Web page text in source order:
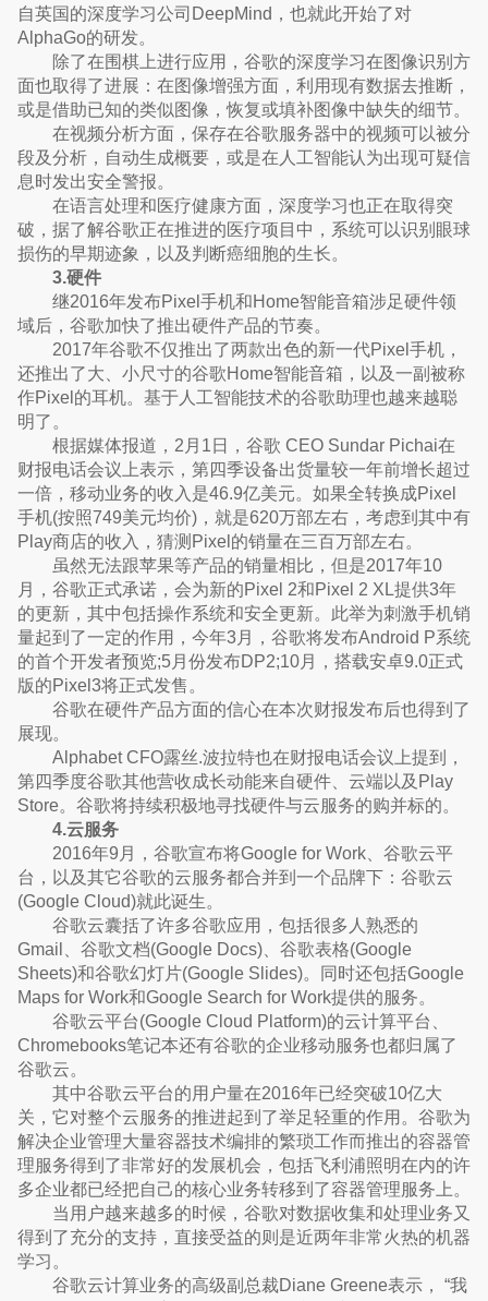
自英国的深度学习公司DeepMind，也就此开始了对
AlphaGo的研发。
除了在围棋上进行应用，谷歌的深度学习在图像识别方
面也取得了进展：在图像增强方面，利用现有数据去推断，
或是借助已知的类似图像，恢复或填补图像中缺失的细节。
在视频分析方面，保存在谷歌服务器中的视频可以被分
段及分析，自动生成概要，或是在人工智能认为出现可疑信
息时发出安全警报。
在语言处理和医疗健康方面，深度学习也正在取得突
破，据了解谷歌正在推进的医疗项目中，系统可以识别眼球
损伤的早期迹象，以及判断癌细胞的生长。
3.硬件
继2016年发布Pixel手机和Home智能音箱涉足硬件领
域后，谷歌加快了推出硬件产品的节奏。
2017年谷歌不仅推出了两款出色的新一代Pixel手机，
还推出了大、小尺寸的谷歌Home智能音箱，以及一副被称
作Pixel的耳机。基于人工智能技术的谷歌助理也越来越聪
明了。
根据媒体报道，2月1日，谷歌 CEO Sundar Pichai在
财报电话会议上表示，第四季设备出货量较一年前增长超过
一倍，移动业务的收入是46.9亿美元。如果全转换成Pixel
手机(按照749美元均价)，就是620万部左右，考虑到其中有
Play商店的收入，猜测Pixel的销量在三百万部左右。
虽然无法跟苹果等产品的销量相比，但是2017年10
月，谷歌正式承诺，会为新的Pixel 2和Pixel 2 XL提供3年
的更新，其中包括操作系统和安全更新。此举为刺激手机销
量起到了一定的作用，今年3月，谷歌将发布Android P系统
的首个开发者预览;5月份发布DP2;10月，搭载安卓9.0正式
版的Pixel3将正式发售。
谷歌在硬件产品方面的信心在本次财报发布后也得到了
展现。
Alphabet CFO露丝.波拉特也在财报电话会议上提到，
第四季度谷歌其他营收成长动能来自硬件、云端以及Play
Store。谷歌将持续积极地寻找硬件与云服务的购并标的。
4.云服务
2016年9月，谷歌宣布将Google for Work、谷歌云平
台，以及其它谷歌的云服务都合并到一个品牌下：谷歌云
(Google Cloud)就此诞生。
谷歌云囊括了许多谷歌应用，包括很多人熟悉的
Gmail、谷歌文档(Google Docs)、谷歌表格(Google
Sheets)和谷歌幻灯片(Google Slides)。同时还包括Google
Maps for Work和Google Search for Work提供的服务。
谷歌云平台(Google Cloud Platform)的云计算平台、
Chromebooks笔记本还有谷歌的企业移动服务也都归属了
谷歌云。
其中谷歌云平台的用户量在2016年已经突破10亿大
关，它对整个云服务的推进起到了举足轻重的作用。谷歌为
解决企业管理大量容器技术编排的繁琐工作而推出的容器管
理服务得到了非常好的发展机会，包括飞利浦照明在内的许
多企业都已经把自己的核心业务转移到了容器管理服务上。
当用户越来越多的时候，谷歌对数据收集和处理业务又
得到了充分的支持，直接受益的则是近两年非常火热的机器
学习。
谷歌云计算业务的高级副总裁Diane Greene表示， “我